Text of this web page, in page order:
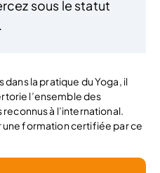
sous le statut
dans la pratique du Yoga, il
l’ensemble des
à l’international.
une formation certifiée par ce